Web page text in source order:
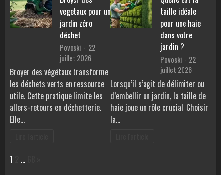
vegetaux pour un
jardin zéro
déchet
Povoski
22
juillet 2026
Broyer des végétaux transforme
les déchets verts en ressource
utile. Cette pratique limite les
allers-retours en déchetterie.
Elle…
taille idéale
pour une haie
dans votre
jardin ?
Povoski
22
juillet 2026
Lorsqu’il s’agit de délimiter ou
d’embellir un jardin, la taille de
haie joue un rôle crucial. Choisir
la…
Page:
1 …